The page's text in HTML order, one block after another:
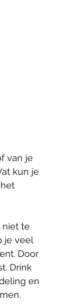
van je
kun je
niet te
je veel
Door
Drink
en